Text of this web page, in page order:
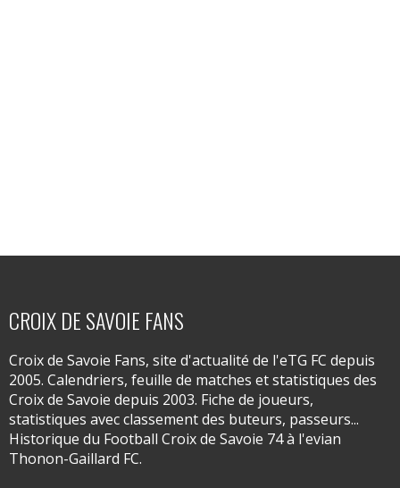
CROIX DE SAVOIE FANS
Croix de Savoie Fans, site d'actualité de l'eTG FC depuis
2005. Calendriers, feuille de matches et statistiques des
Croix de Savoie depuis 2003. Fiche de joueurs,
statistiques avec classement des buteurs, passeurs...
Historique du Football Croix de Savoie 74 à l'evian
Thonon-Gaillard FC.